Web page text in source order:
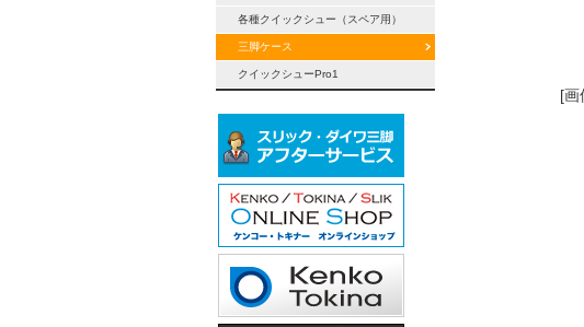
各種クイックシュー（スペア用）
三脚ケース
クイックシューPro1
[画